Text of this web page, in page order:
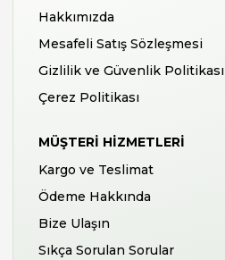
Hakkımızda
Mesafeli Satış Sözleşmesi
Gizlilik ve Güvenlik Politikası
Çerez Politikası
MÜŞTERI HIZMETLERI
Kargo ve Teslimat
Ödeme Hakkında
Bize Ulaşın
Sıkça Sorulan Sorular